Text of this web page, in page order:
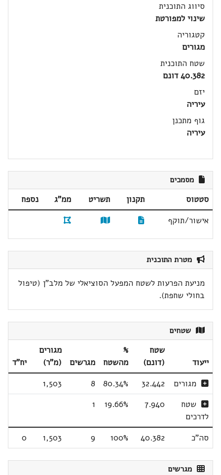
סיווג התוכנית
שינוי למפורטת
קטגוריה
מגורים
שטח התוכנית
40.382 דונם
יזם
עיריה
גוף מתכנן
עיריה
מסמכים
סטטוס תקנון תשריט ממ"ג
נספח
אישור/תוקף
מטרת התוכנית
מניעת הפרעות לשטח המפעל הסוציאלי של מלב"ן (טיפול
בחולי שחפת).
שטחים
ייעוד
שטח
(דונם)
%
מהשטח
מגרשים
מגורים
(מ"ר)
יח"ד
מגורים
32.442
80.34%
8
1,503
שטח
לדרכים
7.940
19.66%
1
סה"כ 40.382
100%
9
1,503
0
מגרשים